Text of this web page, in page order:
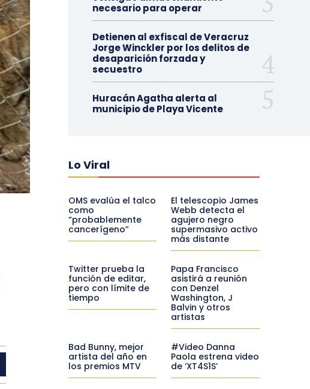
necesario para operar
Detienen al exfiscal de Veracruz
Jorge Winckler por los delitos de
desaparición forzada y
secuestro
Huracán Agatha alerta al
municipio de Playa Vicente
Lo Viral
OMS evalúa el talco
como
“probablemente
cancerígeno”
El telescopio James
Webb detecta el
agujero negro
supermasivo activo
más distante
Twitter prueba la
función de editar,
pero con límite de
tiempo
Papa Francisco
asistirá a reunión
con Denzel
Washington, J
Balvin y otros
artistas
Bad Bunny, mejor
artista del año en
los premios MTV
#Video Danna
Paola estrena video
de ‘XT4S1S’